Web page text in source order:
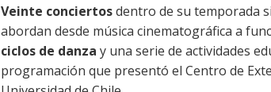
Veinte conciertosdentro de su temporada
abordan desde música cinematográfica a
ciclos de danza y una serie de actividades
programación que presentó el Centro de